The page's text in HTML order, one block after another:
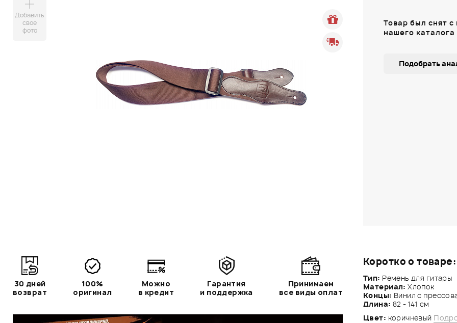
Добавить
свое
фото
Коротко о товаре:
Тип: Ремень для гитары
Материал: Хлопок
Концы: Винил с
Длина: 82 - 141 см
Цвет: коричневый
Товар был снят
нашего каталога
Подобрать
30 дней
возврат
100%
оригинал
Можно
в кредит
Гарантия
и поддержка
Принимаем
все виды оплат